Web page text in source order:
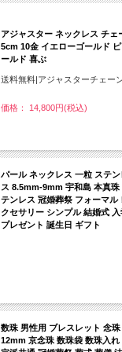
アジャスター ネックレス チェ
5cm 10金 イエローゴールド
ールド 喜ぶ
送料無料|アジャスターチェー
価格： 14,800円(税込)
パール ネックレス 一粒 ステ
ス 8.5mm-9mm 宇和島 本真
テンレス 冠婚葬祭 フォーマル
クセサリー シンプル 結婚式
プレゼント 誕生日 ギフト
数珠 男性用 ブレスレット 念
12mm 京念珠 数珠袋 数珠入